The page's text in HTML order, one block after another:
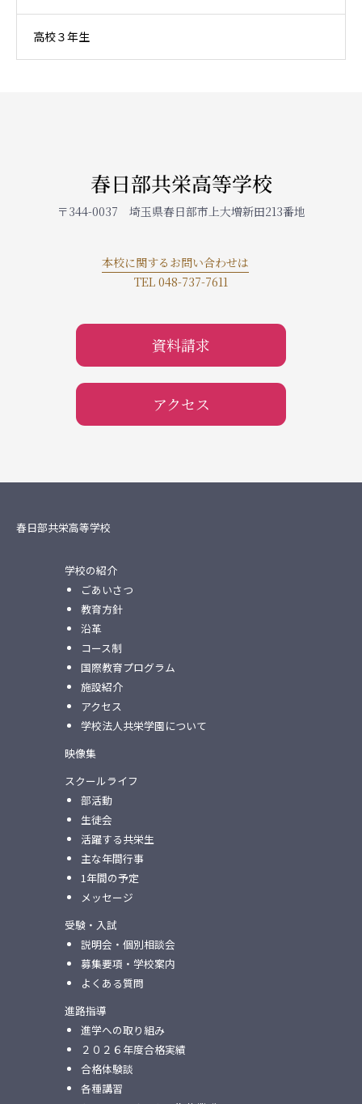
高校３年生
春日部共栄高等学校
〒344-0037 埼玉県春日部市上大増新田213番地
本校に関するお問い合わせは
TEL 048-737-7611
資料請求
アクセス
春日部共栄高等学校
学校の紹介
ごあいさつ
教育方針
沿革
コース制
国際教育プログラム
施設紹介
アクセス
学校法人共栄学園について
映像集
スクールライフ
部活動
生徒会
活躍する共栄生
主な年間行事
1年間の予定
メッセージ
受験・入試
説明会・個別相談会
募集要項・学校案内
よくある質問
進路指導
進学への取り組み
２０２６年度合格実績
合格体験談
各種講習